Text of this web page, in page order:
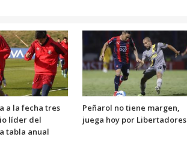
a la fecha tres
líder del
tabla anual
Peñarol no tiene margen,
juega hoy por Libertadores